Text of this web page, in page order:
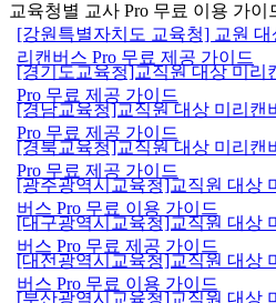
교육청별 교사 Pro 무료 이용 가이
[강원특별자치도 교육청] 교원 대
리캔버스 Pro 무료 제공 가이드
[경기도교육청]교직원 대상 미리
Pro 무료 제공 가이드
[경남교육청]교직원 대상 미리캔
Pro 무료 제공 가이드
[경북교육청]교직원 대상 미리캔
Pro 무료 제공 가이드
[광주광역시교육청]교직원 대상
버스 Pro 무료 이용 가이드
[대구광역시교육청]교직원 대상
버스 Pro 무료 제공 가이드
[대전광역시교육청]교직원 대상
버스 Pro 무료 이용 가이드
[부산광역시교육청]교직원 대상